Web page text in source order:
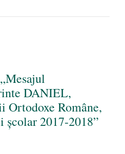
DANIEL,
Ortodoxe Române,
2017-2018”